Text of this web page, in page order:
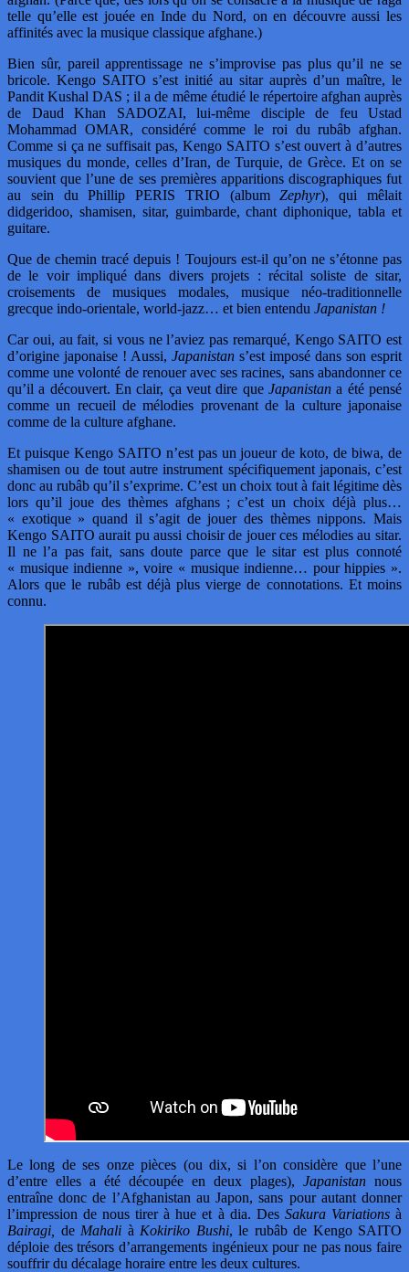
telle qu’elle est jouée en Inde du Nord, on en découvre aussi les
affinités avec la musique classique afghane.)
Bien sûr, pareil apprentissage ne s’improvise pas plus qu’il ne se
bricole. Kengo SAITO s’est initié au sitar auprès d’un maître, le
Pandit Kushal DAS ; il a de même étudié le répertoire afghan auprès
de Daud Khan SADOZAI, lui-même disciple de feu Ustad
Mohammad OMAR, considéré comme le roi du rubâb afghan.
Comme si ça ne suffisait pas, Kengo SAITO s’est ouvert à d’autres
musiques du monde, celles d’Iran, de Turquie, de Grèce. Et on se
souvient que l’une de ses premières apparitions discographiques fut
au sein du Phillip PERIS TRIO (albumZephyr), qui mêlait
didgeridoo, shamisen, sitar, guimbarde, chant diphonique, tabla et
guitare.
Que de chemin tracé depuis ! Toujours est-il qu’on ne s’étonne pas
de le voir impliqué dans divers projets : récital soliste de sitar,
croisements de musiques modales, musique néo-traditionnelle
grecque indo-orientale, world-jazz… et bien entendu Japanistan !
Car oui, au fait, si vous ne l’aviez pas remarqué, Kengo SAITO est
d’origine japonaise ! Aussi, Japanistan s’est imposé dans son esprit
comme une volonté de renouer avec ses racines, sans abandonner ce
qu’il a découvert. En clair, ça veut dire que Japanistan a été pensé
comme un recueil de mélodies provenant de la culture japonaise
comme de la culture afghane.
Et puisque Kengo SAITO n’est pas un joueur de koto, de biwa, de
shamisen ou de tout autre instrument spécifiquement japonais, c’est
donc au rubâb qu’il s’exprime. C’est un choix tout à fait légitime dès
lors qu’il joue des thèmes afghans ; c’est un choix déjà plus…
« exotique » quand il s’agit de jouer des thèmes nippons. Mais
Kengo SAITO aurait pu aussi choisir de jouer ces mélodies au sitar.
Il ne l’a pas fait, sans doute parce que le sitar est plus connoté
« musique indienne », voire « musique indienne… pour hippies ».
Alors que le rubâb est déjà plus vierge de connotations. Et moins
connu.
Le long de ses onze pièces (ou dix, si l’on considère que l’une
d’entre elles a été découpée en deux plages), Japanistan nous
entraîne donc de l’Afghanistan au Japon, sans pour autant donner
l’impression de nous tirer à hue et à dia. Des Sakura Variationsà
Bairagi,
de Mahali à Kokiriko Bushi, le rubâb de Kengo SAITO
déploie des trésors d’arrangements ingénieux pour ne pas nous faire
souffrir du décalage horaire entre les deux cultures.